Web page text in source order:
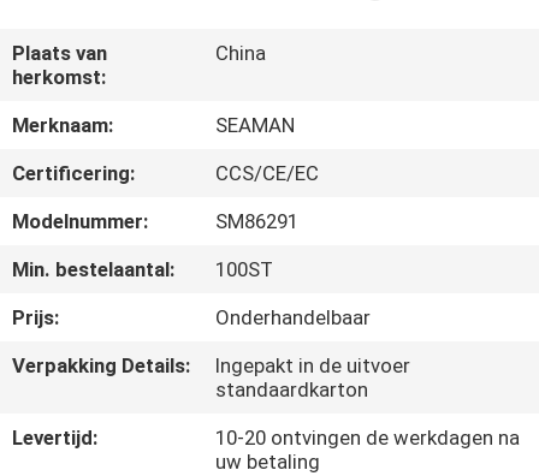
ONGEVEER
ONS
FABRIEKSREIS
KWALITEITSCONTROLE
COMPANY
NEWS
SITEMAP
Plaats van
herkomst:
China
Merknaam:
SEAMAN
Certificering:
CCS/CE/EC
Modelnummer:
SM86291
Min. bestelaantal:
100ST
Prijs:
Onderhandelbaar
Verpakking Details:
Ingepakt in de uitvoer
standaardkarton
Levertijd:
10-20 ontvingen de werkdagen na
uw betaling